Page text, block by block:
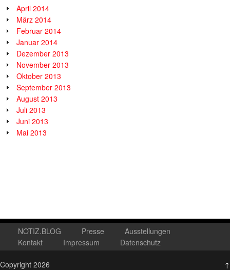
April 2014
März 2014
Februar 2014
Januar 2014
Dezember 2013
November 2013
Oktober 2013
September 2013
August 2013
Juli 2013
Juni 2013
Mai 2013
NOTIZ.BLOG Presse
Ausstellungen
Kontakt
Impressum Datenschutz
Copyright 2026 ↑